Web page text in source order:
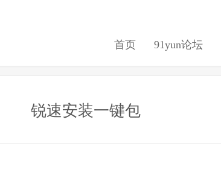
首页 91yun论坛
锐速安装一键包